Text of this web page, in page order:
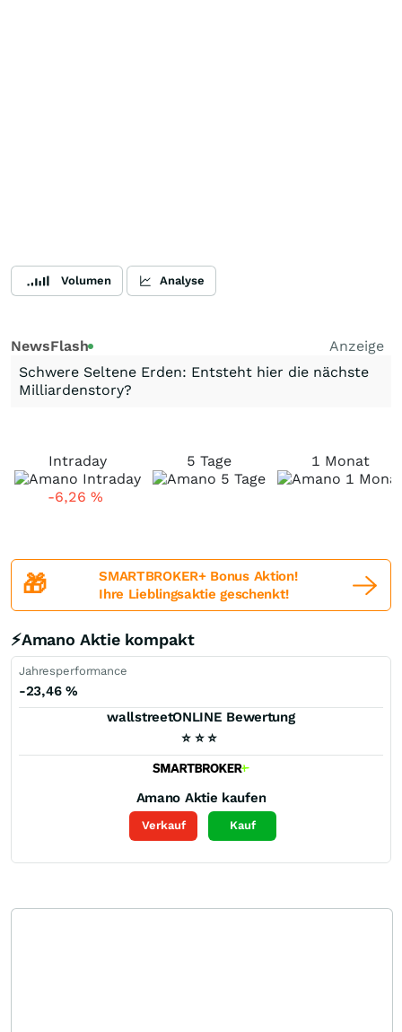
Volumen Analyse
NewsFlash
Anzeige
Schwere Seltene Erden: Entsteht hier die nächste
Milliardenstory?
Intraday
-6,26 %
5 Tage 1 Monat
🎁
SMARTBROKER+ Bonus Aktion!
Ihre Lieblingsaktie geschenkt!
⚡Amano Aktie kompakt
Jahresperformance
-23,46 %
wallstreetONLINE Bewertung
⭐ ⭐ ⭐
Amano Aktie kaufen
Verkauf Kauf